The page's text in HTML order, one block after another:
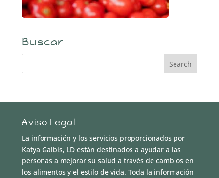
Buscar
Aviso Legal
La información y los servicios proporcionados por
Katya Galbis, LD están destinados a ayudar a las
personas a mejorar su salud a través de cambios en
los alimentos y el estilo de vida. Toda la información